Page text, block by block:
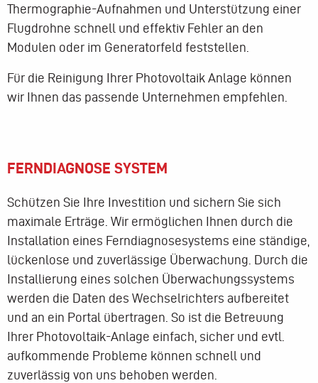
Thermographie-Aufnahmen und Unterstützung einer
Flugdrohne schnell und effektiv Fehler an den
Modulen oder im Generatorfeld feststellen.
Für die Reinigung Ihrer Photovoltaik Anlage können
wir Ihnen das passende Unternehmen empfehlen.
FERNDIAGNOSE SYSTEM
Schützen Sie Ihre Investition und sichern Sie sich
maximale Erträge. Wir ermöglichen Ihnen durch die
Installation eines Ferndiagnosesystems eine ständige,
lückenlose und zuverlässige Überwachung. Durch die
Installierung eines solchen Überwachungssystems
werden die Daten des Wechselrichters aufbereitet
und an ein Portal übertragen. So ist die Betreuung
Ihrer Photovoltaik-Anlage einfach, sicher und evtl.
aufkommende Probleme können schnell und
zuverlässig von uns behoben werden.